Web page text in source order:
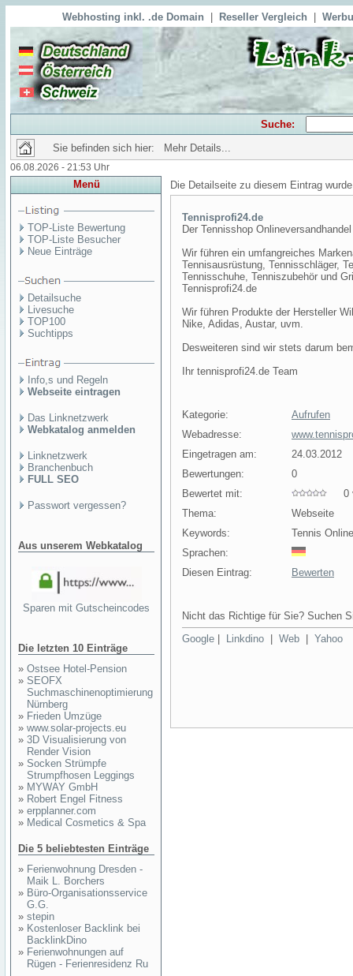
Webhosting inkl. .de Domain Reseller Vergleich
Suche:
Sie befinden sich hier: Mehr Details...
06.08.2026 - 21:53 Uhr
Menü
TOP-Liste Bewertung
TOP-Liste Besucher
Neue Einträge
Detailsuche
Livesuche
TOP100
Suchtipps
Info,s und Regeln
Webseite eintragen
Das Linknetzwerk
Webkatalog anmelden
Linknetzwerk
Branchenbuch
FULL SEO
Passwort vergessen?
Aus unserem Webkatalog
Sparen mit Gutscheincodes
Die letzten 10 Einträge
» Ostsee Hotel-Pension
» SEOFX
Suchmaschinenoptimierung
Nürnberg
» Frieden Umzüge
» www.solar-projects.eu
» 3D Visualisierung von
Render Vision
» Socken Strümpfe
Strumpfhosen Leggings
» MYWAY GmbH
» Robert Engel Fitness
» erpplanner.com
» Medical Cosmetics & Spa
Die 5 beliebtesten Einträge
» Ferienwohnung Dresden -
Maik L. Borchers
» Büro-Organisationsservice
G.G.
» stepin
» Kostenloser Backlink bei
BacklinkDino
» Ferienwohnungen auf
Rügen - Ferienresidenz Ru
Die Detailseite zu diesem Eintrag
Tennisprofi24.de
Der Tennisshop Onlineversandhandel
Wir führen ein umfangreiches
Tennisausrüstung, Tennisschläger,
Tennisschuhe, Tenniszubehör und
Tennisprofi24.de
Wir führen Produkte der Hersteller
Nike, Adidas, Austar, uvm.
Desweiteren sind wir stets darum
Ihr tennisprofi24.de Team
Kategorie:
Aufrufen
Webadresse:
Eingetragen am:
24.03.2012
Bewertungen:
0
Bewertet mit:
0
Thema:
Webseite
Keywords:
Tennis
Sprachen:
Diesen Eintrag:
Bewerten
Nicht das Richtige für Sie? Suchen
Google
Linkdino Web Yahoo